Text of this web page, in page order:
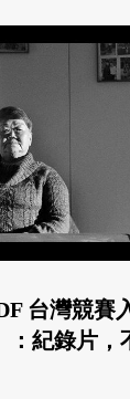
台灣競賽
：紀錄片，